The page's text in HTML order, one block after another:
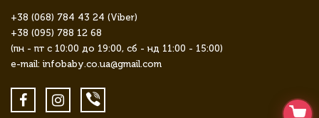
+38 (068) 784 43 24 (Viber)
+38 (095) 788 12 68
(пн - пт с 10:00 до 19:00, сб - нд 11:00 - 15:00)
e-mail: infobaby.co.ua@gmail.com